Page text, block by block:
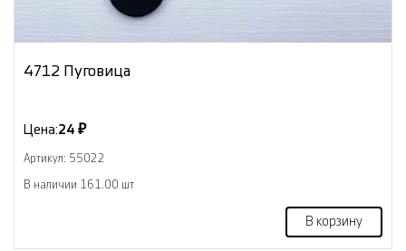
4712 Пуговица
Цена:24 ₽
Артикул: 55022
В наличии 161.00 шт
В корзину